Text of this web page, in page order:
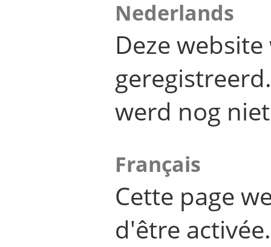
Nederlands
Deze
werd nog
Français
Cette page
d'être